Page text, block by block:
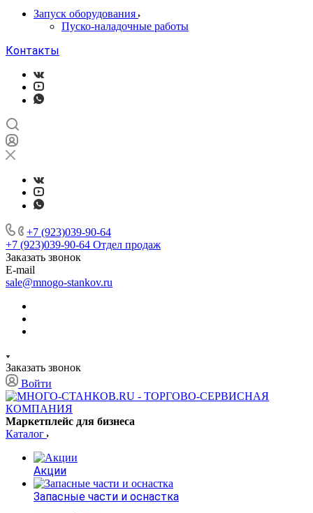
Запуск оборудования
Пуско-наладочные работы
Контакты
+7 (923)039-90-64
+7 (923)039-90-64 Отдел продаж
Заказать звонок
E-mail
sale@mnogo-stankov.ru
Заказать звонок
Войти
Маркетплейс для бизнеса
Каталог
Акции
Запасные части и оснастка